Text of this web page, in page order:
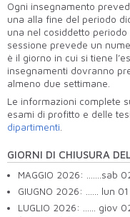
Ogni insegnamento
una alla fine del periodo
una nel cosiddetto
sessione prevede un
è il giorno in cui si tiene
insegnamenti dovranno
almeno due settimane.
Le informazioni complete
esami di profitto e delle
dipartimenti
GIORNI DI CHIUSURA
MAGGIO 2026: .......sab
GIUGNO 2026: …… lun 01
LUGLIO 2026: …… giov